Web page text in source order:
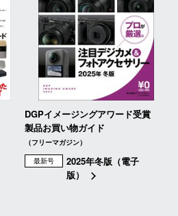
DGPイメージングアワード受賞
製品お買い物ガイド
（フリーマガジン）
最新号
2025年冬版（電子
版）